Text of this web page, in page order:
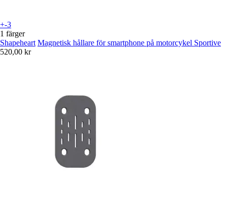
+-3
1 färger
Shapeheart Magnetisk hållare för smartphone på motorcykel Sportive
520,00 kr